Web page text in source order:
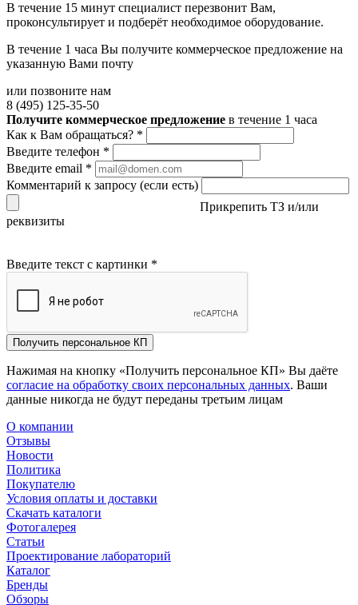
В течение 15 минут специалист перезвонит Вам,
проконсультирует и подберёт необходимое оборудование.
В течение 1 часа Вы получите коммерческое предложение на
указанную Вами почту
или позвоните нам
8 (495) 125-35-50
Получите коммерческое предложение в течение 1 часа
Как к Вам обращаться? *
Введите телефон *
Введите email *
Комментарий к запросу (если есть)
Прикрепить ТЗ и/или
реквизиты
Введите текст с картинки *
Получить персональное КП
Нажимая на кнопку «Получить персональное КП» Вы даёте
согласие на обработку своих персональных данных. Ваши
данные никогда не будут переданы третьим лицам
О компании
Отзывы
Новости
Политика
Покупателю
Условия оплаты и доставки
Скачать каталоги
Фотогалерея
Статьи
Проектирование лабораторий
Каталог
Бренды
Обзоры